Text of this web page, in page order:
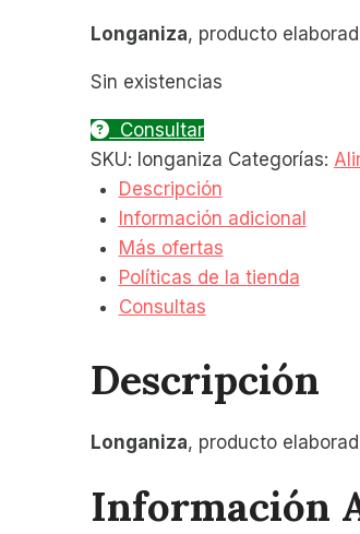
original
era:
actual
Longaniza, producto
Sin existencias
Consultar
SKU: longaniza Categorías:
Descripción
Información adicional
Más ofertas
Políticas de la tienda
Consultas
Descripción
Longaniza, producto
Información